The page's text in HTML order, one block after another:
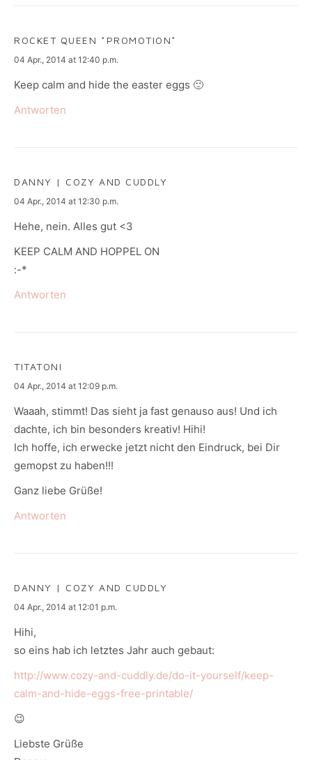
ROCKET QUEEN *PROMOTION*
says:
04 Apr., 2014 at 12:40 p.m.
Keep calm and hide the easter eggs 🙂
Antworten
DANNY | COZY AND CUDDLY
says:
04 Apr., 2014 at 12:30 p.m.
Hehe, nein. Alles gut <3
KEEP CALM AND HOPPEL ON
:-*
Antworten
TITATONI
says:
04 Apr., 2014 at 12:09 p.m.
Waaah, stimmt! Das sieht ja fast genauso aus! Und ich
dachte, ich bin besonders kreativ! Hihi!
Ich hoffe, ich erwecke jetzt nicht den Eindruck, bei Dir
gemopst zu haben!!!
Ganz liebe Grüße!
Antworten
DANNY | COZY AND CUDDLY
says:
04 Apr., 2014 at 12:01 p.m.
Hihi,
so eins hab ich letztes Jahr auch gebaut:
http://www.cozy-and-cuddly.de/do-it-yourself/keep-
calm-and-hide-eggs-free-printable/
😉
Liebste Grüße